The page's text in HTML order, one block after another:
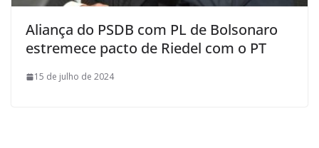
Aliança do PSDB com PL de Bolsonaro
estremece pacto de Riedel com o PT
15 de julho de 2024